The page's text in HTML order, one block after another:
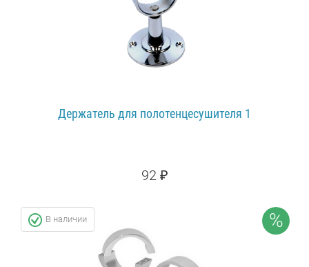
Держатель для полотенцесушителя 1
92 ₽
100 ₽
ПОДРОБНЕЕ...
%
В наличии